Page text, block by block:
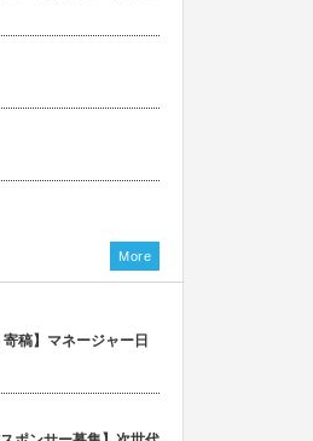
寄稿】マネージャー日
More